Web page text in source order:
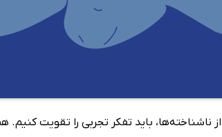
ناشناخته‌ها، باید تفکر تجربی را تقویت